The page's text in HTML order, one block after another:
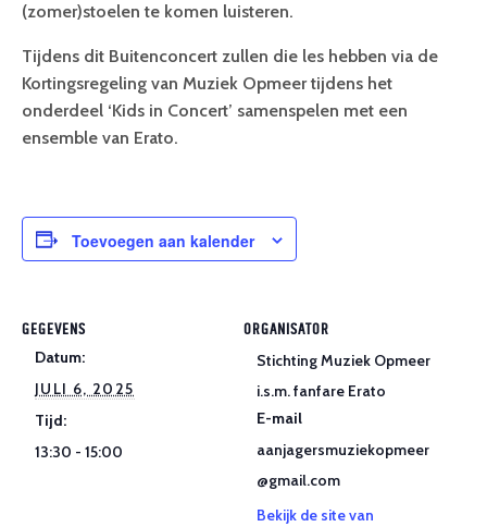
(zomer)stoelen te komen luisteren.
Tijdens dit Buitenconcert zullen die les hebben via de
Kortingsregeling van Muziek Opmeer tijdens het
onderdeel ‘Kids in Concert’ samenspelen met een
ensemble van Erato.
Toevoegen aan kalender
GEGEVENS
Datum:
JULI 6, 2025
Tijd:
13:30 - 15:00
ORGANISATOR
Stichting Muziek Opmeer
i.s.m. fanfare Erato
E-mail
aanjagersmuziekopmeer
@gmail.com
Bekijk de site van